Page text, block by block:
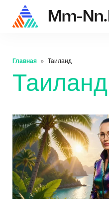
Mm-
Главная Таиланд
Таиланд